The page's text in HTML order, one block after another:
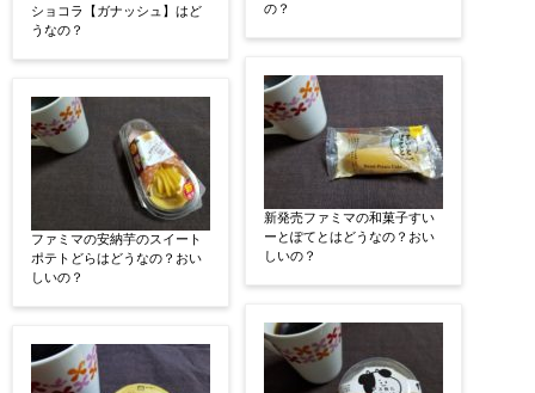
ショコラ【ガナッシュ】はど
うなの？
ファミマの安納芋のスイート
ポテトどらはどうなの？おい
しいの？
の？
新発売ファミマの和菓子すい
ーとぽてとはどうなの？おい
しいの？